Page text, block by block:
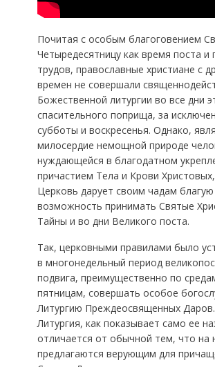
Почитая с особым благоговением
Четыредесятницу как время поста и
трудов, православные христиане с
времен не совершали
Божественной литургии во все дни
спасительного поприща, за
субботы и воскресенья. Однако,
милосердие немощной природе
нуждающейся в благодатном
причастием Тела и Крови
Церковь дарует своим чадам благую
возможность принимать Святые
Тайны и во дни Великого поста.
Так, церковными правилами было
в многонедельный период
подвига, преимущественно по
пятницам, совершать особое
Литургию Преждеосвященных
Литургия, как показывает само ее
отличается от обычной тем, что на
предлагаются верующим для